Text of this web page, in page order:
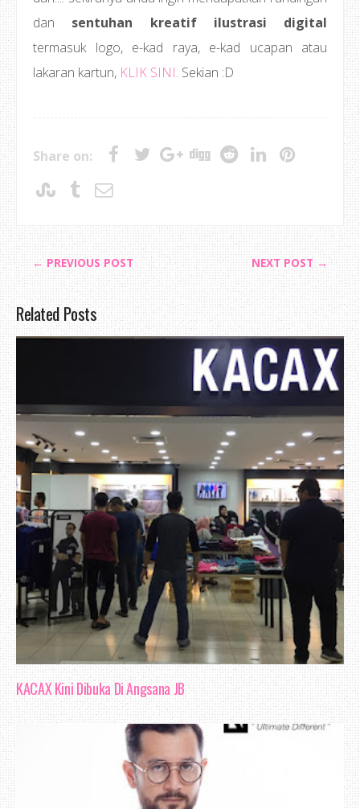
dan sentuhan kreatif ilustrasi digital
termasuk logo, e-kad raya, e-kad ucapan atau
lakaran kartun, KLIK SINI. Sekian :D
Share on:
← PREVIOUS POST NEXT POST →
Related Posts
KACAX Kini Dibuka Di Angsana JB